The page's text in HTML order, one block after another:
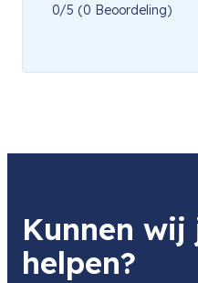
0/5 (0 Beoordeling)
Kunnen
helpen?